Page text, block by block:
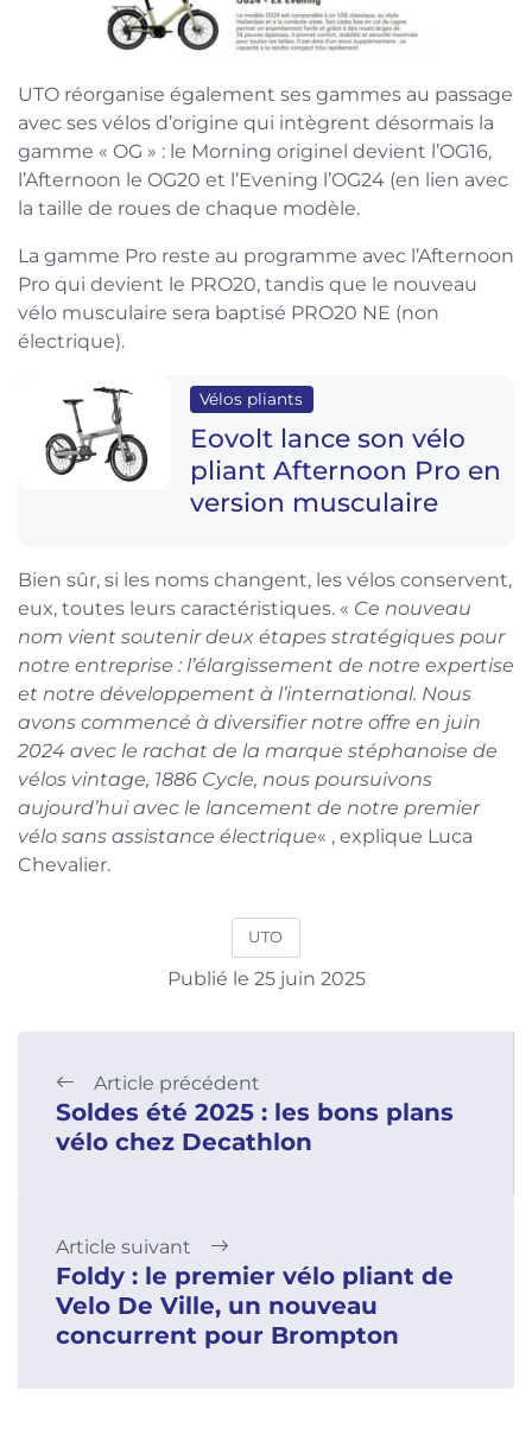
UTO réorganise également ses gammes au passage
avec ses vélos d’origine qui intègrent désormais la
gamme « OG » : le Morning originel devient l’OG16,
l’Afternoon le OG20 et l’Evening l’OG24 (en lien avec
la taille de roues de chaque modèle.
La gamme Pro reste au programme avec l’Afternoon
Pro qui devient le PRO20, tandis que le nouveau
vélo musculaire sera baptisé PRO20 NE (non
électrique).
Vélos pliants
Eovolt lance son vélo
pliant Afternoon Pro en
version musculaire
Bien sûr, si les noms changent, les vélos conservent,
eux, toutes leurs caractéristiques. « Ce nouveau
nom vient soutenir deux étapes stratégiques pour
notre entreprise : l’élargissement de notre expertise
et notre développement à l’international. Nous
avons commencé à diversifier notre offre en juin
2024 avec le rachat de la marque stéphanoise de
vélos vintage, 1886 Cycle, nous poursuivons
aujourd’hui avec le lancement de notre premier
vélo sans assistance électrique« , explique Luca
Chevalier.
UTO
Publié le 25 juin 2025
Article précédent
Soldes été 2025 : les bons plans
vélo chez Decathlon
Article suivant
Foldy : le premier vélo pliant de
Velo De Ville, un nouveau
concurrent pour Brompton